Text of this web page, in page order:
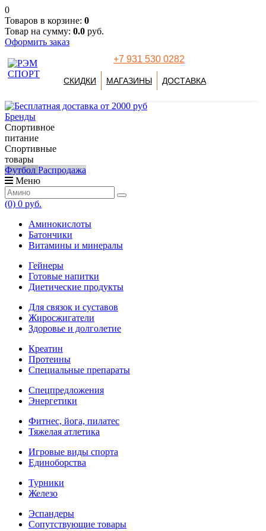
0
Товаров в корзине: 0
Товар на сумму: 0.0 руб.
Оформить заказ
+7 931 530 0282
СКИДКИ МАГАЗИНЫ ДОСТАВКА
Бренды
Спортивное
питание
Спортивные
товары
Футбол Распродажа
Меню
(0) 0 руб.
Аминокислоты
Батончики
Витамины и минералы
Гейнеры
Готовые напитки
Диетические продукты
Для связок и суставов
Жиросжигатели
Здоровье и долголетие
Креатин
Протеины
Специальные препараты
Спецпредложения
Энергетики
Фитнес, йога, пилатес
Тяжелая атлетика
Игровые виды спорта
Единоборства
Турники
Железо
Эспандеры
Сопутствующие товары